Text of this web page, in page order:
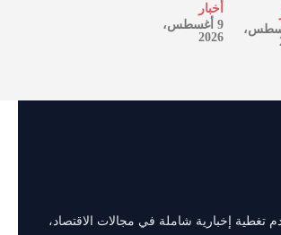
أخبار
9 أغسطس،
2026
تغطية إخبارية شاملة في مجالات الاقتصاد،